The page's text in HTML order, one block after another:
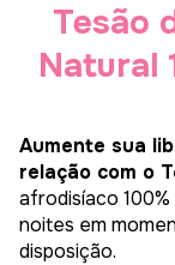
Tesão
Natural
Aumente sua
relação com o
afrodisíaco
noites em
disposição.